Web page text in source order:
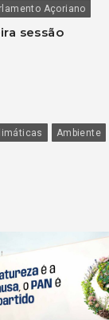
Açoriano
sessão
Ambiente